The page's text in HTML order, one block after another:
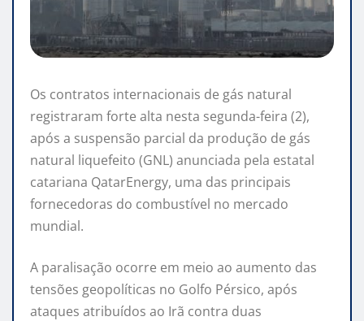
Os contratos internacionais de gás natural
registraram forte alta nesta segunda-feira (2),
após a suspensão parcial da produção de gás
natural liquefeito (GNL) anunciada pela estatal
catariana QatarEnergy, uma das principais
fornecedoras do combustível no mercado
mundial.
A paralisação ocorre em meio ao aumento das
tensões geopolíticas no Golfo Pérsico, após
ataques atribuídos ao Irã contra duas